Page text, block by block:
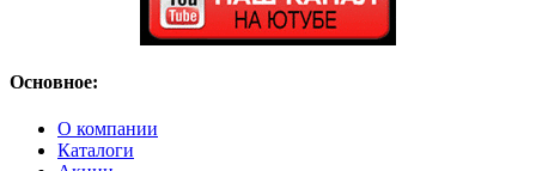
Основное:
О компании
Каталоги